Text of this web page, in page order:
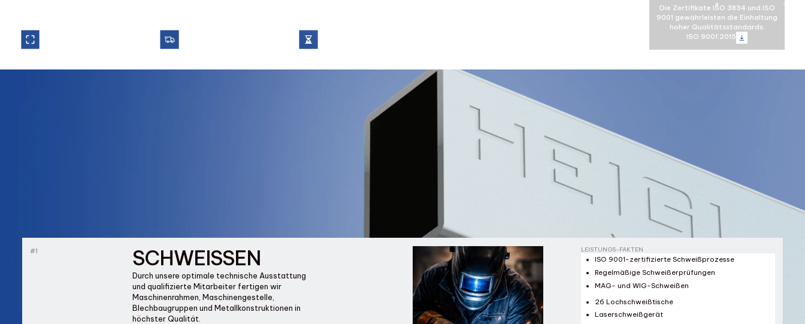
Die Zertifikate ISO 3834 und ISO
9001 gewährleisten die Einhaltung
hoher Qualitätsstandards.
ISO 9001:2015
Wir übernehmen den kompletten
Prozess der Metallbearbeitung.
Vom Zuschnitt und Abkanten über das Schweißen
und die mechanische Bearbeitung bis hin zur Montage
#1 SCHWEISSEN
Durch unsere optimale technische Ausstattung
und qualifizierte Mitarbeiter fertigen wir
Maschinenrahmen, Maschinengestelle,
Blechbaugruppen und Metallkonstruktionen in
höchster Qualität.
LEISTUNGS-FAKTEN
ISO 9001-zertifizierte Schweißprozesse
Regelmäßige Schweißerprüfungen
MAG- und WIG-Schweißen
26 Lochschweißtische
Laserschweißgerät